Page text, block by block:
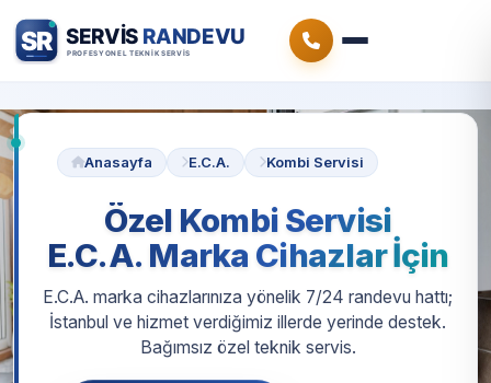
Anasayfa E.C.A. Kombi Servisi
Özel Kombi Servisi
E.C.A. Marka Cihazlar İçin
E.C.A. marka cihazlarınıza yönelik 7/24 randevu hattı;
İstanbul ve hizmet verdiğimiz illerde yerinde destek.
Bağımsız özel teknik servis.